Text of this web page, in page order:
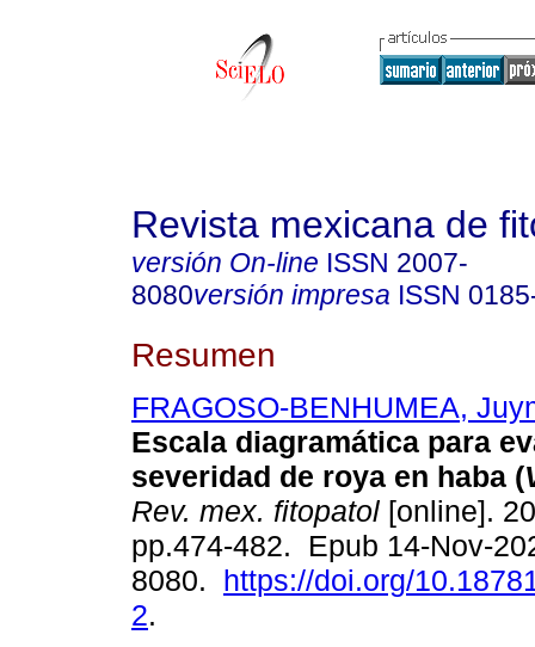
Revista mexicana de
versión On-line ISSN 2007-
8080versión impresa ISSN
Resumen
FRAGOSO-BENHUMEA,
Escala diagramática para
severidad de roya en haba (
Rev. mex. fitopatol [online].
pp.474-482. Epub 14-Nov-
8080. https://doi.org/
2.